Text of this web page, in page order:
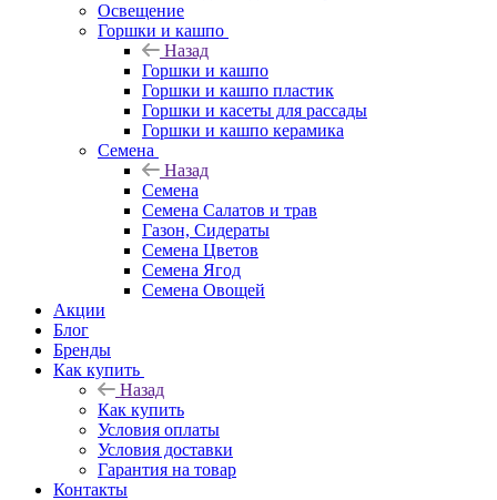
Освещение
Горшки и кашпо
Назад
Горшки и кашпо
Горшки и кашпо пластик
Горшки и касеты для рассады
Горшки и кашпо керамика
Семена
Назад
Семена
Семена Салатов и трав
Газон, Сидераты
Семена Цветов
Семена Ягод
Семена Овощей
Акции
Блог
Бренды
Как купить
Назад
Как купить
Условия оплаты
Условия доставки
Гарантия на товар
Контакты